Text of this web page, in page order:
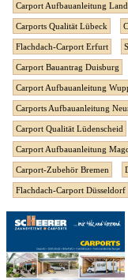
Carport Aufbauanleitung
Carports Qualität Lübeck
Flachdach-Carport Erfurt
Carport Bauantrag Duisburg
Carport Aufbauanleitung
Carports Aufbauanleitung
Carport Qualität Lüdenscheid
Carport Aufbauanleitung
Carport-Zubehör Bremen
Flachdach-Carport Düsseldorf